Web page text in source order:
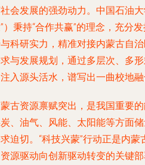
会发展的强劲动力。中国石油
）秉持“合作共赢”的理念，充分
科研实力，精准对接内蒙古自
与发展规划，通过多层次、多
入源头活水，谱写出一曲校地融
古资源禀赋突出，是我国重要
、油气、风能、太阳能等方面
迫切。“科技兴蒙”行动正是内
源驱动向创新驱动转变的关键